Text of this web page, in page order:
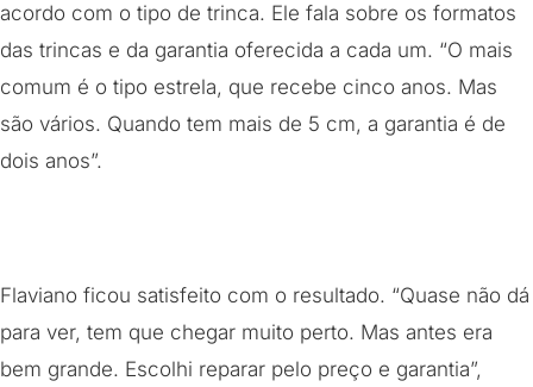
acordo com o tipo de trinca. Ele fala sobre os formatos
das trincas e da garantia oferecida a cada um. “O mais
comum é o tipo estrela, que recebe cinco anos. Mas
são vários. Quando tem mais de 5 cm, a garantia é de
dois anos”.
Flaviano ficou satisfeito com o resultado. “Quase não dá
para ver, tem que chegar muito perto. Mas antes era
bem grande. Escolhi reparar pelo preço e garantia”,